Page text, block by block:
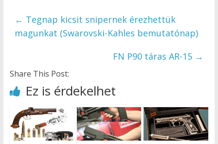
← Tegnap kicsit snipernek érezhettük
magunkat (Swarovski-Kahles bemutatónap)
FN P90 táras AR-15 →
Share This Post:
Ez is érdekelhet